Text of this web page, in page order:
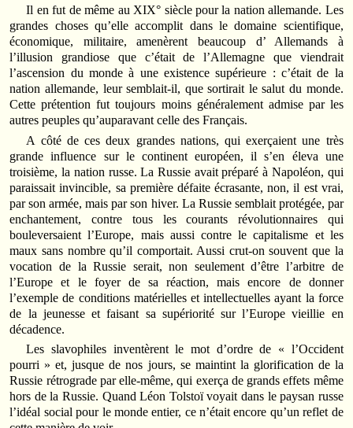
Il en fut de même au XIX° siècle pour la nation allemande. Les
grandes choses qu’elle accomplit dans le domaine scientifique,
économique, militaire, amenèrent beaucoup d’ Allemands à
l’illusion grandiose que c’était de l’Allemagne que viendrait
l’ascension du monde à une existence supérieure : c’était de la
nation allemande, leur semblait-il, que sortirait le salut du monde.
Cette prétention fut toujours moins généralement admise par les
autres peuples qu’auparavant celle des Français.
A côté de ces deux grandes nations, qui exerçaient une très
grande influence sur le continent européen, il s’en éleva une
troisième, la nation russe. La Russie avait préparé à Napoléon, qui
paraissait invincible, sa première défaite écrasante, non, il est vrai,
par son armée, mais par son hiver. La Russie semblait protégée, par
enchantement, contre tous les courants révolutionnaires qui
bouleversaient l’Europe, mais aussi contre le capitalisme et les
maux sans nombre qu’il comportait. Aussi crut-on souvent que la
vocation de la Russie serait, non seulement d’être l’arbitre de
l’Europe et le foyer de sa réaction, mais encore de donner
l’exemple de conditions matérielles et intellectuelles ayant la force
de la jeunesse et faisant sa supériorité sur l’Europe vieillie en
décadence.
Les slavophiles inventèrent le mot d’ordre de « l’Occident
pourri » et, jusque de nos jours, se maintint la glorification de la
Russie rétrograde par elle-même, qui exerça de grands effets même
hors de la Russie. Quand Léon Tolstoï voyait dans le paysan russe
l’idéal social pour le monde entier, ce n’était encore qu’un reflet de